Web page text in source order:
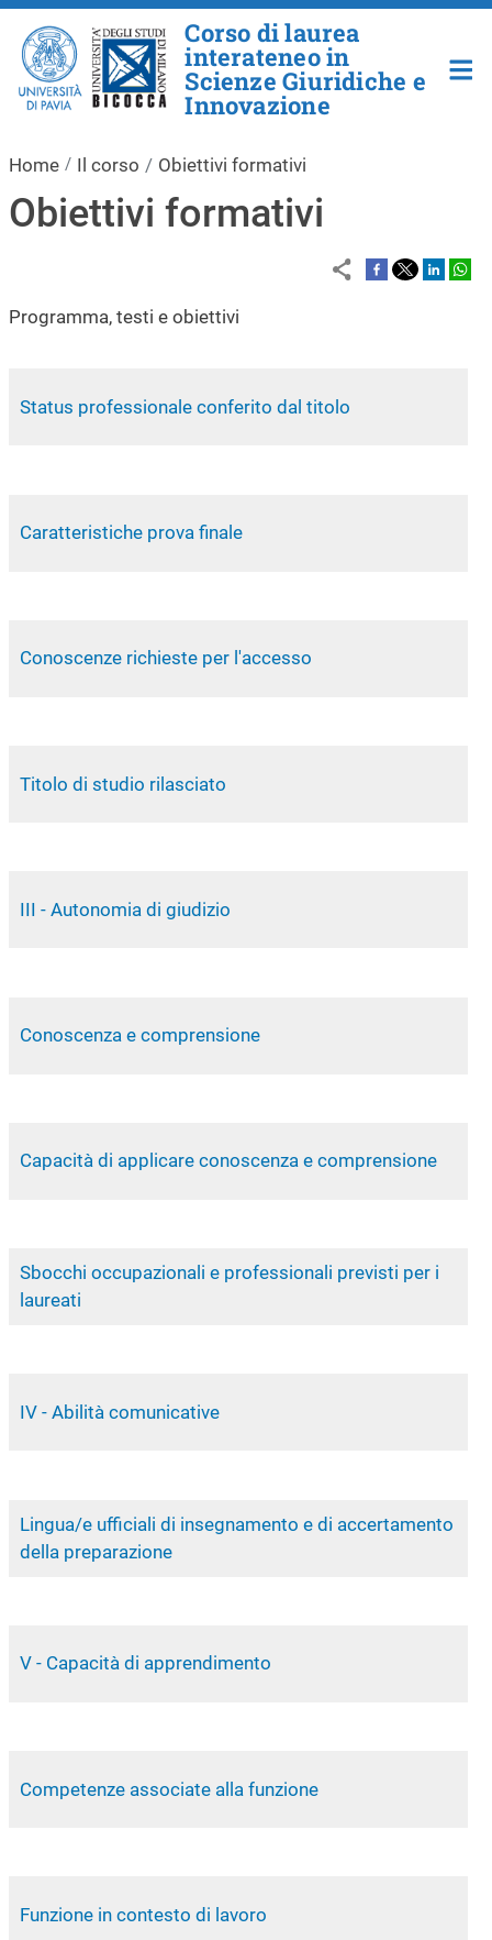
Salta al contenuto principale
Corso di laurea
interateneo in
Scienze Giuridiche e
Innovazione
Home Il corso Obiettivi formativi
Obiettivi formativi
Programma, testi e obiettivi
Status professionale conferito dal titolo
Caratteristiche prova finale
Conoscenze richieste per l'accesso
Titolo di studio rilasciato
III - Autonomia di giudizio
Conoscenza e comprensione
Capacità di applicare conoscenza e comprensione
Sbocchi occupazionali e professionali previsti per i
laureati
IV - Abilità comunicative
Lingua/e ufficiali di insegnamento e di accertamento
della preparazione
V - Capacità di apprendimento
Competenze associate alla funzione
Funzione in contesto di lavoro